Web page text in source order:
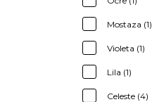
Mostaza (1)
Violeta (1)
Lila (1)
Celeste (4)